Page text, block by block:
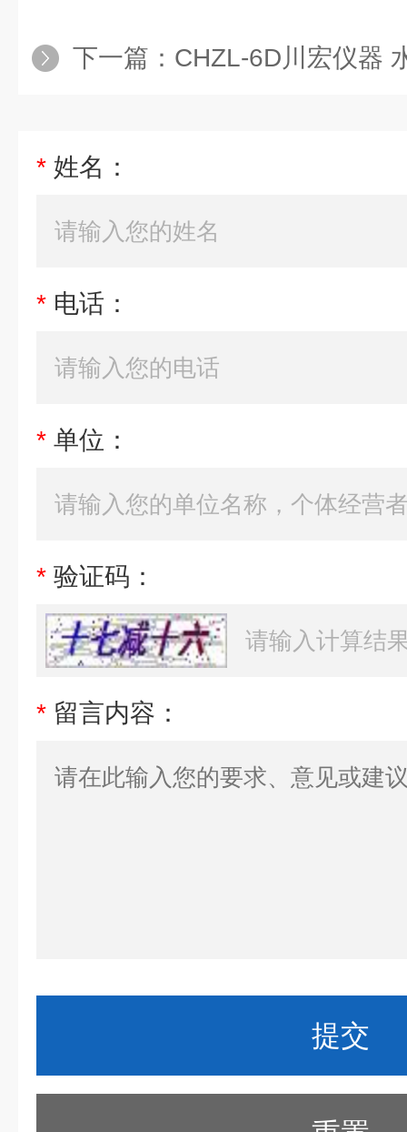
下一篇： CHZL-6D川宏仪器 水
* 姓名：
* 电话：
* 单位：
* 验证码：
* 留言内容：